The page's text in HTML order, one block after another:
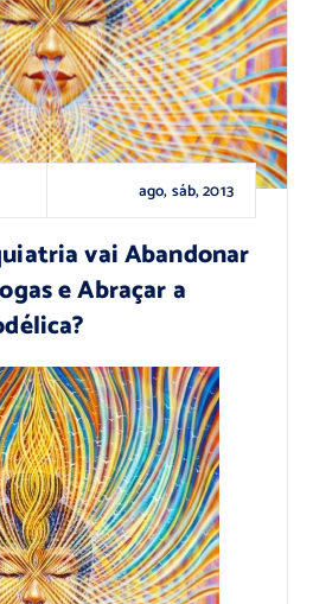
ago, sáb, 2013
vai Abandonar
e Abraçar a